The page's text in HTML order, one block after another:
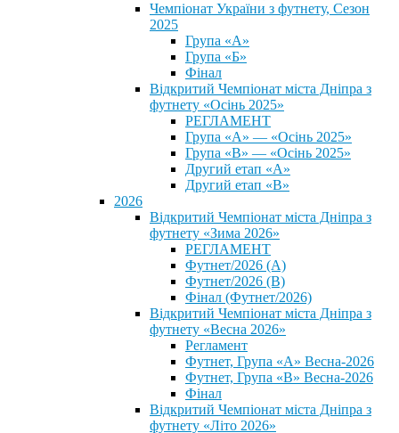
Чемпіонат України з футнету, Сезон
2025
Група «А»
Група «Б»
Фінал
Відкритий Чемпіонат міста Дніпра з
футнету «Осінь 2025»
РЕГЛАМЕНТ
Група «А» — «Осінь 2025»
Група «В» — «Осінь 2025»
Другий етап «А»
Другий етап «В»
2026
Відкритий Чемпіонат міста Дніпра з
футнету «Зима 2026»
РЕГЛАМЕНТ
Футнет/2026 (А)
Футнет/2026 (В)
Фінал (Футнет/2026)
Відкритий Чемпіонат міста Дніпра з
футнету «Весна 2026»
Регламент
Футнет, Група «А» Весна-2026
Футнет, Група «В» Весна-2026
Фінал
Відкритий Чемпіонат міста Дніпра з
футнету «Літо 2026»